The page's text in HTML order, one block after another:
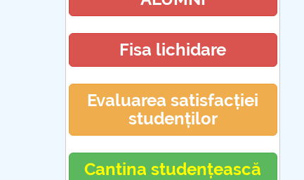
Fisa lichidare
Evaluarea satisfacției
studenților
Cantina studențească